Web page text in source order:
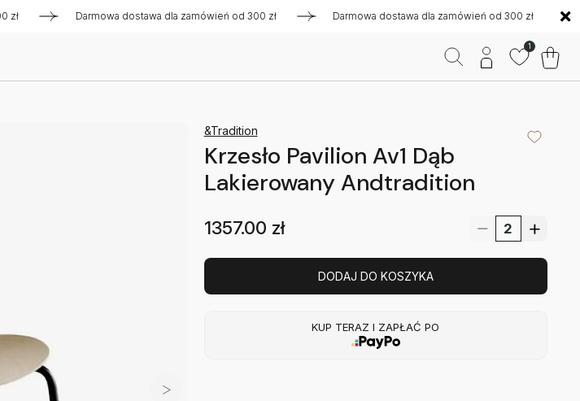
Darmowa dostawa dla zamówień od 300 zł Darmowa dostawa dla zamówień od 300 zł
1
&Tradition
Krzesło Pavilion Av1 Dąb
Lakierowany Andtradition
1357.00 zł
DODAJ DO KOSZYKA
KUP TERAZ I ZAPŁAĆ PO